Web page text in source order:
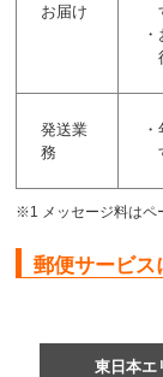
お届け
発送業
務
※1 メッセージ料はペ
郵便サービス
東日本エ